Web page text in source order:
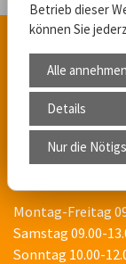
Telefon:
+49 (0)
E-Mail:
Montag-Freitag
Samstag 09.00-
Sonntag 10.00-
Betrieb dieser
können Sie
Alle annehmen
Details
Nur die